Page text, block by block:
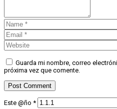
Guarda mi nombre, correo
próxima vez que comente.
Este @ño *